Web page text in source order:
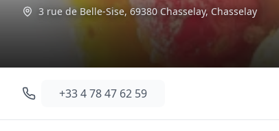
3 rue de Belle-Sise, 69380 Chasselay, Chasselay
+33 4 78 47 62 59